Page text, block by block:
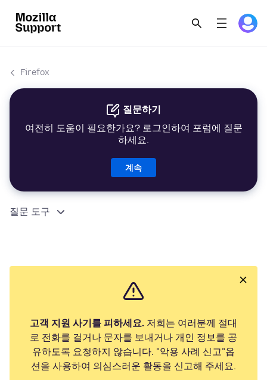
Firefox
질문하기
여전히 도움이 필요한가요? 로그인하여 포럼에 질문
하세요.
계속
질문 도구
고객 지원 사기를 피하세요. 저희는 여러분께 절대
로 전화를 걸거나 문자를 보내거나 개인 정보를 공
유하도록 요청하지 않습니다. "악용 사례 신고"옵
션을 사용하여 의심스러운 활동을 신고해 주세요.